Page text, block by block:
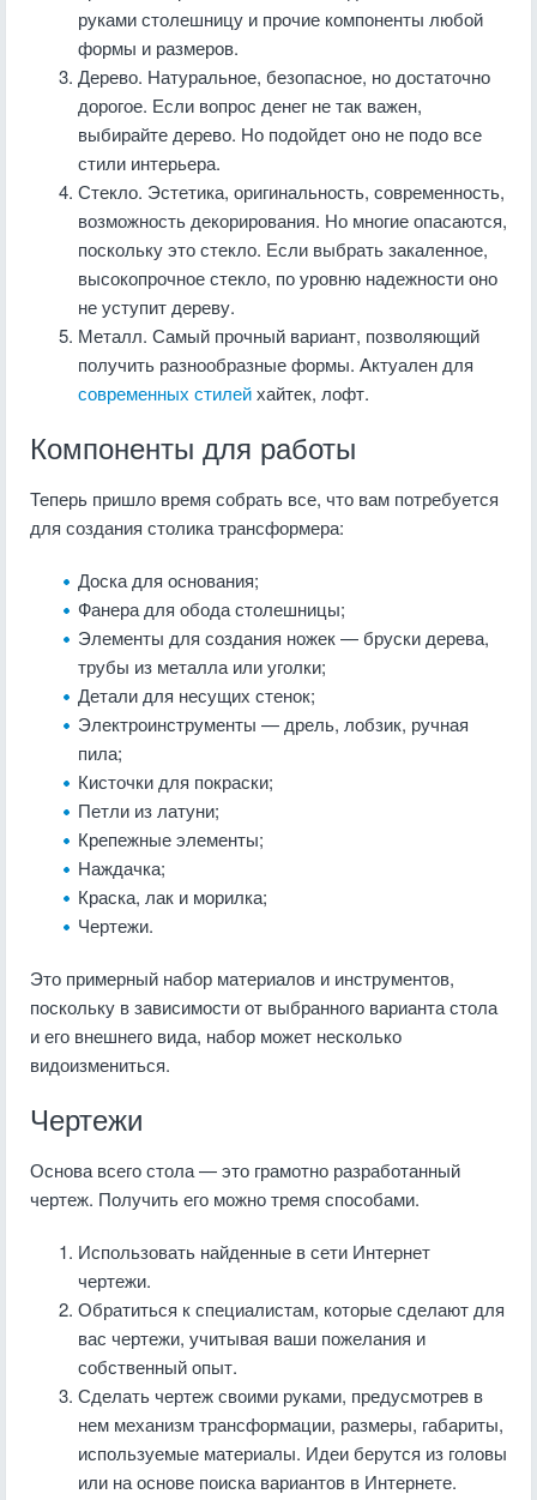
руками столешницу и прочие компоненты любой
формы и размеров.
Дерево. Натуральное, безопасное, но достаточно
дорогое. Если вопрос денег не так важен,
выбирайте дерево. Но подойдет оно не подо все
стили интерьера.
Стекло. Эстетика, оригинальность, современность,
возможность декорирования. Но многие опасаются,
поскольку это стекло. Если выбрать закаленное,
высокопрочное стекло, по уровню надежности оно
не уступит дереву.
Металл. Самый прочный вариант, позволяющий
получить разнообразные формы. Актуален для
современных стилейхайтек, лофт.
Компоненты для работы
Теперь пришло время собрать все, что вам потребуется
для создания столика трансформера:
Доска для основания;
Фанера для обода столешницы;
Элементы для создания ножек — бруски дерева,
трубы из металла или уголки;
Детали для несущих стенок;
Электроинструменты — дрель, лобзик, ручная
пила;
Кисточки для покраски;
Петли из латуни;
Крепежные элементы;
Наждачка;
Краска, лак и морилка;
Чертежи.
Это примерный набор материалов и инструментов,
поскольку в зависимости от выбранного варианта стола
и его внешнего вида, набор может несколько
видоизмениться.
Чертежи
Основа всего стола — это грамотно разработанный
чертеж. Получить его можно тремя способами.
Использовать найденные в сети Интернет
чертежи.
Обратиться к специалистам, которые сделают для
вас чертежи, учитывая ваши пожелания и
собственный опыт.
Сделать чертеж своими руками, предусмотрев в
нем механизм трансформации, размеры, габариты,
используемые материалы. Идеи берутся из головы
или на основе поиска вариантов в Интернете.